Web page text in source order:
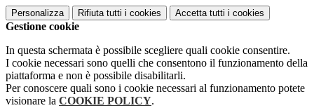
Personalizza Rifiuta tutti i cookies Accetta tutti i cookies
Gestione cookie
In questa schermata è possibile scegliere quali cookie consentire.
I cookie necessari sono quelli che consentono il funzionamento della
piattaforma e non è possibile disabilitarli.
Per conoscere quali sono i cookie necessari al funzionamento potete
visionare la COOKIE POLICY.